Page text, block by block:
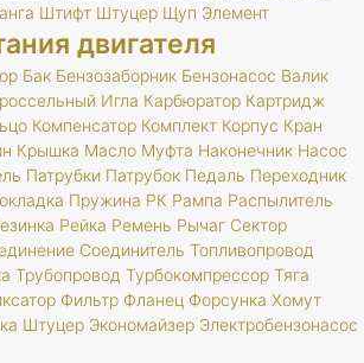
Штифт Штуцер Щуп Элемент
двигателя
Бак Бензозаборник Бензонасос Валик
Игла Карбюратор Картридж
Компенсатор Комплект Корпус Кран
Крышка Масло Муфта Наконечник Насос
Патрубки Патрубок Педаль Переходник
Пружина РК Рампа Распылитель
Рейка Ремень Рычаг Сектор
Соединитель Топливопровод
Трубопровод Турбокомпрессор Тяга
Фильтр Фланец Форсунка Хомут
Штуцер Экономайзер Электробензонасос